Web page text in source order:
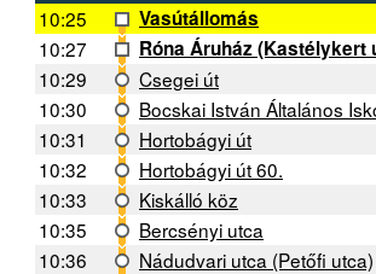
10:25
Vasútállomás
10:27
Róna Áruház (Kastélykert
10:29
Csegei út
10:30
Bocskai István Általános
10:31
Hortobágyi út
10:32
Hortobágyi út 60.
10:33
Kiskálló köz
10:35
Bercsényi utca
10:36
Nádudvari utca (Petőfi utca)